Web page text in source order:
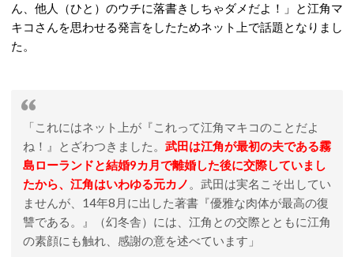
ん、他人（ひと）のウチに落書きしちゃダメだよ！」と江角マ
キコさんを思わせる発言をしたためネット上で話題となりまし
た。
「これにはネット上が『これって江角マキコのことだよ
ね！』とざわつきました。 武田は江角が最初の夫である霧
島ローランドと結婚9カ月で離婚した後に交際していまし
たから、江角はいわゆる元カノ 。武田は実名こそ出してい
ませんが、14年8月に出した著書『優雅な肉体が最高の復
讐である。』（幻冬舎）には、江角との交際とともに江角
の素顔にも触れ、感謝の意を述べています」